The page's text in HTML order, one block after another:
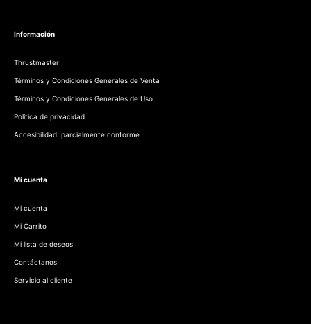
Información
Thrustmaster
Términos y Condiciones Generales de Venta
Términos y Condiciones Generales de Uso
Política de privacidad
Accesibilidad: parcialmente conforme
Mi cuenta
Mi cuenta
Mi Carrito
Mi lista de deseos
Contáctanos
Servicio al cliente